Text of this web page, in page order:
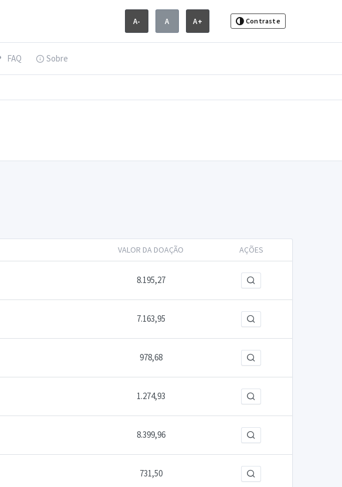
A- A A+ Contraste
FAQ Sobre
VALOR DA DOAÇÃO AÇÕES
8.195,27
7.163,95
978,68
1.274,93
8.399,96
731,50